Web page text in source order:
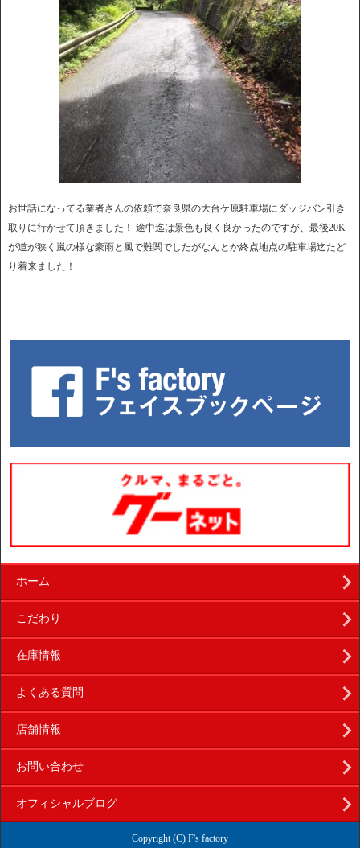
お世話になってる業者さんの依頼で奈良県の大台ケ原駐車場にダッジバン引き
取りに行かせて頂きました！ 途中迄は景色も良く良かったのですが、最後20K
が道が狭く嵐の様な豪雨と風で難関でしたがなんとか終点地点の駐車場迄たど
り着来ました！
ホーム
こだわり
在庫情報
よくある質問
店舗情報
お問い合わせ
オフィシャルブログ
Copyright (C) F's factory